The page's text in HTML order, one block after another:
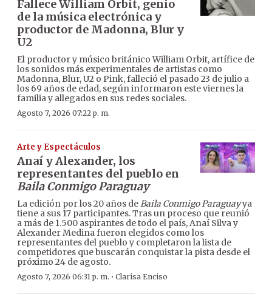
Fallece William Orbit, genio
de la música electrónica y
productor de Madonna, Blur y
U2
El productor y músico británico William Orbit, artífice de
los sonidos más experimentales de artistas como
Madonna, Blur, U2 o Pink, falleció el pasado 23 de julio a
los 69 años de edad, según informaron este viernes la
familia y allegados en sus redes sociales.
Agosto 7, 2026 07:22 p. m.
Arte y Espectáculos
Anaí y Alexander, los
representantes del pueblo en
Baila Conmigo Paraguay
La edición por los 20 años deBaila Conmigo Paraguayya
tiene a sus 17 participantes. Tras un proceso que reunió
a más de 1.500 aspirantes de todo el país, Anaí Silva y
Alexander Medina fueron elegidos como los
representantes del pueblo y completaron la lista de
competidores que buscarán conquistar la pista desde el
próximo 24 de agosto.
Agosto 7, 2026 06:31 p. m. · Clarisa Enciso